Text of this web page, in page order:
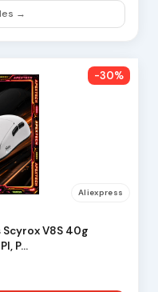
→
-30%
Aliexpress
V8S 40g
P…